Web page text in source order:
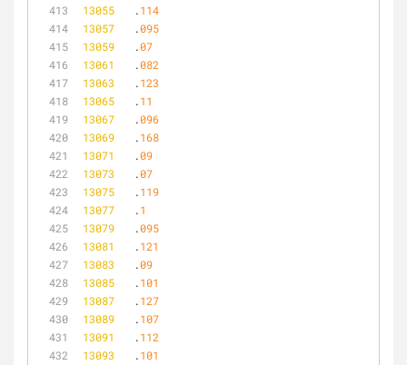
13055
	.
114
13057
	.
095
13059
	.
07
13061
	.
082
13063
	.
123
13065
	.
11
13067
	.
096
13069
	.
168
13071
	.
09
13073
	.
07
13075
	.
119
13077
	.
1
13079
	.
095
13081
	.
121
13083
	.
09
13085
	.
101
13087
	.
127
13089
	.
107
13091
	.
112
13093
	.
101